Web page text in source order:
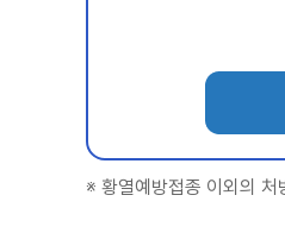
※ 황열예방접종 이외의 처